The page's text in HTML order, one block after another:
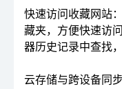
快速访问收藏网站
藏夹，方便快速访
器历史记录中查找
云存储与跨设备同